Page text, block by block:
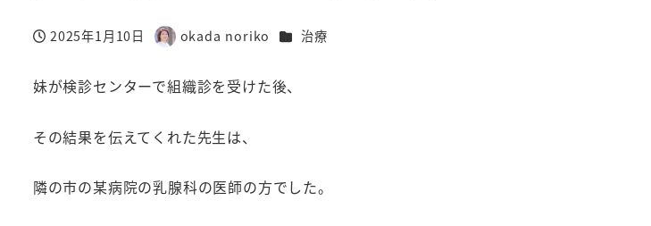
投稿日
2025年1月10日
著
okada noriko カテゴリー
治療
妹が検診センターで組織診を受けた後、
その結果を伝えてくれた先生は、
隣の市の某病院の乳腺科の医師の方でした。